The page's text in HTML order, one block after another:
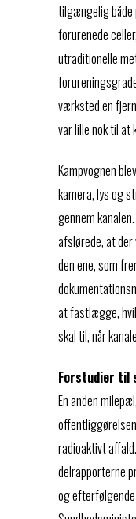
tilgængelig både
forurenede
utraditionelle
værksted en
var lille nok til at
Kampvognen
kamera, lys og
gennem
afslørede, at der
den ene, som
at fastlægge,
skal til, når
Forstudier til
En anden
radioaktivt
delrapporterne
og